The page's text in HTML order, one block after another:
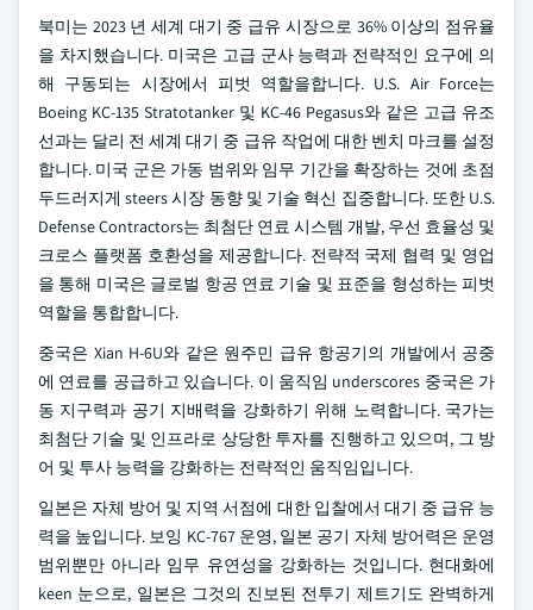
북미는 2023 년 세계 대기 중 급유 시장으로 36% 이상의 점유율
을 차지했습니다. 미국은 고급 군사 능력과 전략적인 요구에 의
해 구동되는 시장에서 피벗 역할을합니다. U.S. Air Force는
Boeing KC-135 Stratotanker 및 KC-46 Pegasus와 같은 고급 유조
선과는 달리 전 세계 대기 중 급유 작업에 대한 벤치 마크를 설정
합니다. 미국 군은 가동 범위와 임무 기간을 확장하는 것에 초점
두드러지게 steers 시장 동향 및 기술 혁신 집중합니다. 또한 U.S.
Defense Contractors는 최첨단 연료 시스템 개발, 우선 효율성 및
크로스 플랫폼 호환성을 제공합니다. 전략적 국제 협력 및 영업
을 통해 미국은 글로벌 항공 연료 기술 및 표준을 형성하는 피벗
역할을 통합합니다.
중국은 Xian H-6U와 같은 원주민 급유 항공기의 개발에서 공중
에 연료를 공급하고 있습니다. 이 움직임 underscores 중국은 가
동 지구력과 공기 지배력을 강화하기 위해 노력합니다. 국가는
최첨단 기술 및 인프라로 상당한 투자를 진행하고 있으며, 그 방
어 및 투사 능력을 강화하는 전략적인 움직임입니다.
일본은 자체 방어 및 지역 서점에 대한 입찰에서 대기 중 급유 능
력을 높입니다. 보잉 KC-767 운영, 일본 공기 자체 방어력은 운영
범위뿐만 아니라 임무 유연성을 강화하는 것입니다. 현대화에
keen 눈으로, 일본은 그것의 진보된 전투기 제트기도 완벽하게